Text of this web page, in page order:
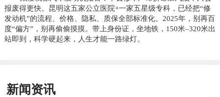
报废得更快。昆明这五家公立医院+一家五星级专科，已经把“修
发动机”的流程、价格、隐私、质保全部标准化。2025年，别再百
度“偏方”，别再偷偷摸摸。带上身份证，坐地铁，150米–320米出
站即到，科学硬起来，人生才能一路绿灯。
新闻资讯